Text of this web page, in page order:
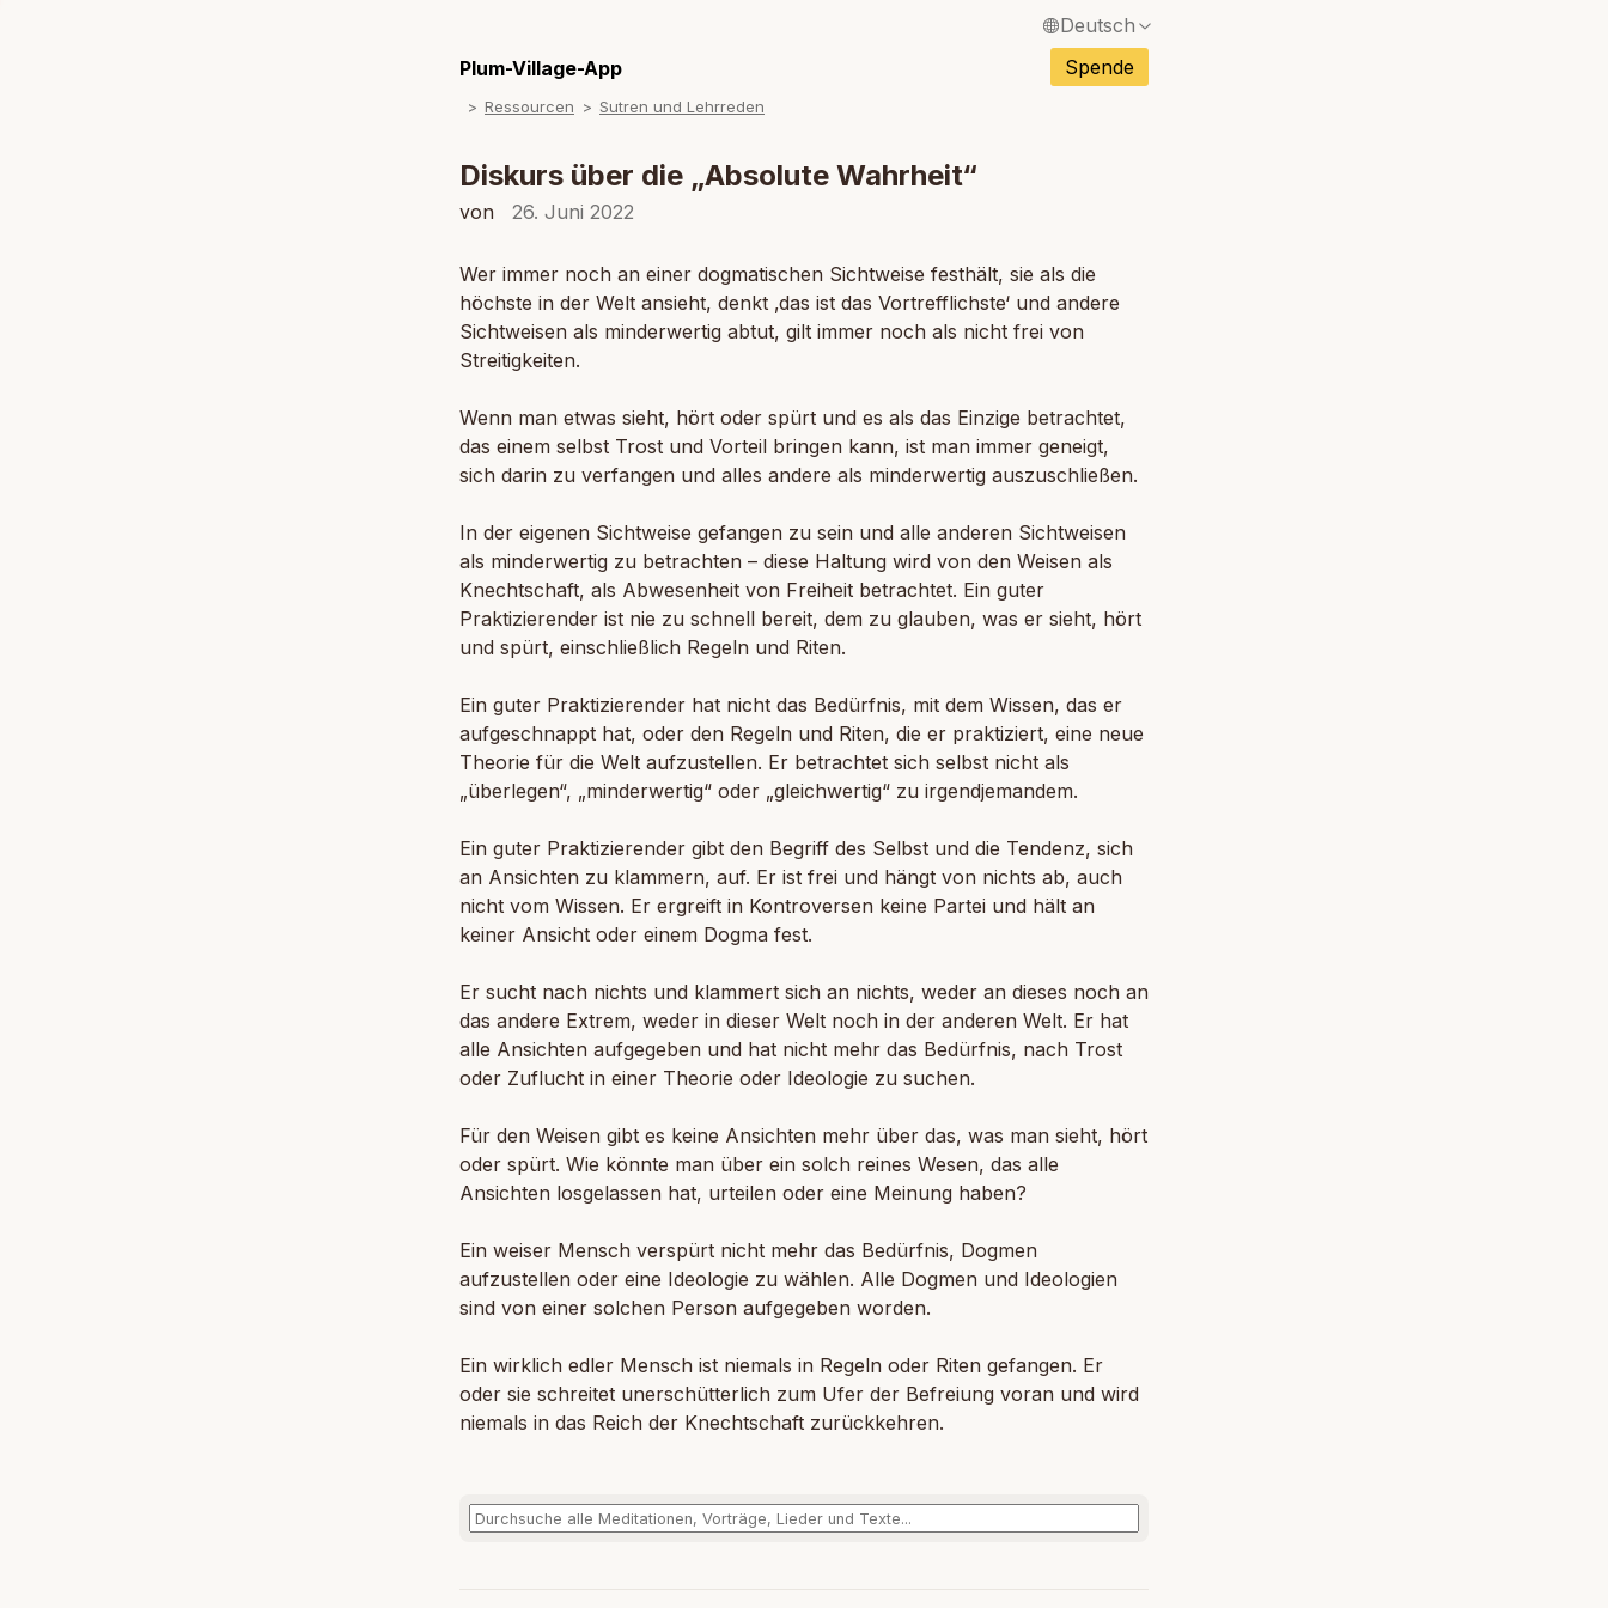
Deutsch
Español / Spanisch
Tiếng Việt / Vietnamesisch
Plum-Village-App Spende
Ressourcen Sutren und Lehrreden
Diskurs über die „Absolute Wahrheit“
von 26. Juni 2022
Wer immer noch an einer dogmatischen Sichtweise festhält, sie als die
höchste in der Welt ansieht, denkt ‚das ist das Vortrefflichste‘ und andere
Sichtweisen als minderwertig abtut, gilt immer noch als nicht frei von
Streitigkeiten.
Wenn man etwas sieht, hört oder spürt und es als das Einzige betrachtet,
das einem selbst Trost und Vorteil bringen kann, ist man immer geneigt,
sich darin zu verfangen und alles andere als minderwertig auszuschließen.
In der eigenen Sichtweise gefangen zu sein und alle anderen Sichtweisen
als minderwertig zu betrachten – diese Haltung wird von den Weisen als
Knechtschaft, als Abwesenheit von Freiheit betrachtet. Ein guter
Praktizierender ist nie zu schnell bereit, dem zu glauben, was er sieht, hört
und spürt, einschließlich Regeln und Riten.
Ein guter Praktizierender hat nicht das Bedürfnis, mit dem Wissen, das er
aufgeschnappt hat, oder den Regeln und Riten, die er praktiziert, eine neue
Theorie für die Welt aufzustellen. Er betrachtet sich selbst nicht als
„überlegen“, „minderwertig“ oder „gleichwertig“ zu irgendjemandem.
Ein guter Praktizierender gibt den Begriff des Selbst und die Tendenz, sich
an Ansichten zu klammern, auf. Er ist frei und hängt von nichts ab, auch
nicht vom Wissen. Er ergreift in Kontroversen keine Partei und hält an
keiner Ansicht oder einem Dogma fest.
Er sucht nach nichts und klammert sich an nichts, weder an dieses noch an
das andere Extrem, weder in dieser Welt noch in der anderen Welt. Er hat
alle Ansichten aufgegeben und hat nicht mehr das Bedürfnis, nach Trost
oder Zuflucht in einer Theorie oder Ideologie zu suchen.
Für den Weisen gibt es keine Ansichten mehr über das, was man sieht, hört
oder spürt. Wie könnte man über ein solch reines Wesen, das alle
Ansichten losgelassen hat, urteilen oder eine Meinung haben?
Ein weiser Mensch verspürt nicht mehr das Bedürfnis, Dogmen
aufzustellen oder eine Ideologie zu wählen. Alle Dogmen und Ideologien
sind von einer solchen Person aufgegeben worden.
Ein wirklich edler Mensch ist niemals in Regeln oder Riten gefangen. Er
oder sie schreitet unerschütterlich zum Ufer der Befreiung voran und wird
niemals in das Reich der Knechtschaft zurückkehren.